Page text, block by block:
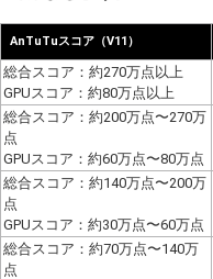
AnTuTuスコア（V11）
総合スコア：約270万点以上
GPUスコア：約80万点以上
総合スコア：約200万点〜270万
点
GPUスコア：約60万点〜80万点
総合スコア：約140万点〜200万
点
GPUスコア：約30万点〜60万点
総合スコア：約70万点〜140万
点